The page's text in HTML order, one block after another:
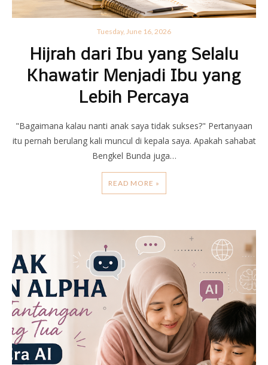
Tuesday, June 16, 2026
Hijrah dari Ibu yang Selalu
Khawatir Menjadi Ibu yang
Lebih Percaya
"Bagaimana kalau nanti anak saya tidak sukses?" Pertanyaan
itu pernah berulang kali muncul di kepala saya. Apakah sahabat
Bengkel Bunda juga…
READ MORE »